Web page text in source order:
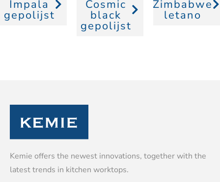
Impala
gepolijst
Cosmic
black
gepolijst
Zimbabwe
letano
Kemie offers the newest innovations, together with the
latest trends in kitchen worktops.